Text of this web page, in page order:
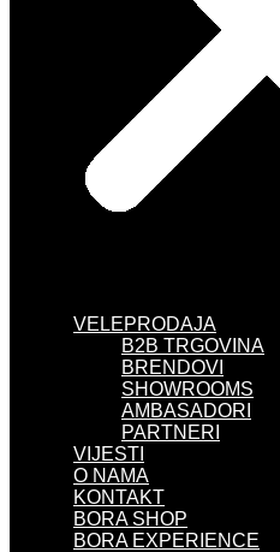
VELEPRODAJA
B2B TRGOVINA
BRENDOVI
SHOWROOMS
AMBASADORI
PARTNERI
VIJESTI
O NAMA
KONTAKT
BORA SHOP
BORA EXPERIENCE